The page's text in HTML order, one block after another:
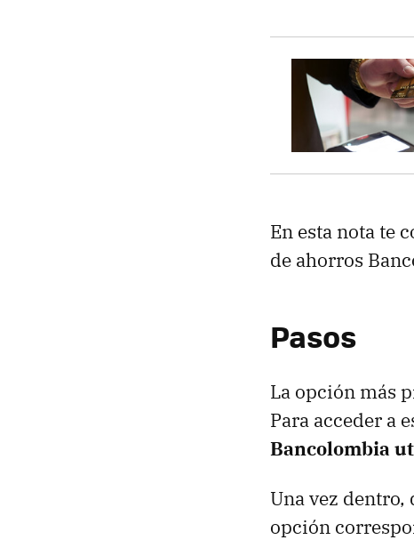
En esta nota te
de ahorros
Pasos
La opción más
Para acceder a
Bancolombia
Una vez
opción